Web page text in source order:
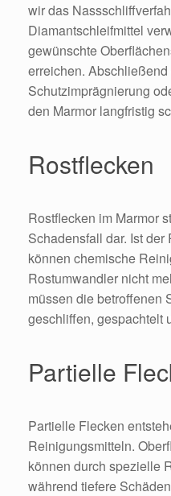
wir das
Diamantschleifmittel
gewünschte
erreichen.
Schutzimprägnierung
den Marmor langfristig
Rostflecken
Rostflecken im Marmor
Schadensfall dar. Ist
können chemische
Rostumwandler nicht
müssen die betroffenen
geschliffen, gespachtelt
Partielle
Partielle Flecken
Reinigungsmitteln.
können durch spezielle
während tiefere